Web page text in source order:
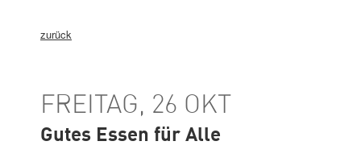
zurück
FREITAG, 26 OKT
Gutes Essen für Alle